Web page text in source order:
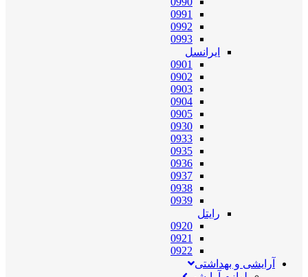
0991
0992
0993
ایرانسل
0901
0902
0903
0904
0905
0930
0933
0935
0936
0937
0938
0939
رایتل
0920
0921
0922
آرایشی و بهداشتی